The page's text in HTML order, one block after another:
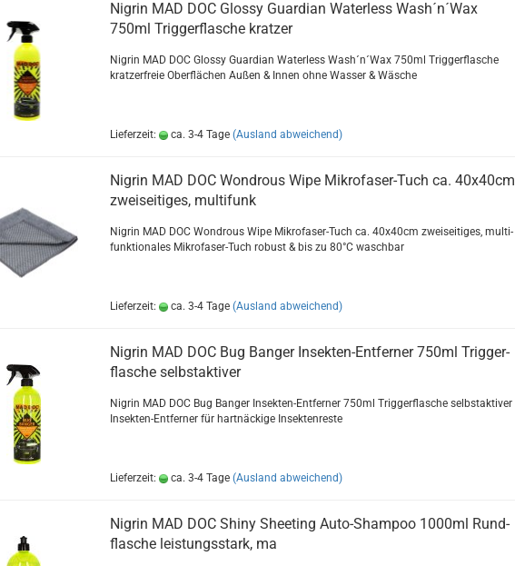
Ni­grin MAD DOC Glos­sy Guar­di­an Wa­ter­less Wash´n´Wax
750ml Trig­ger­fla­sche krat­zer
Ni­grin MAD DOC Glos­sy Guar­di­an Wa­ter­less Wash´n´Wax 750ml Trig­ger­fla­sche
krat­zer­freie Ober­flä­chen Außen & Innen ohne Was­ser & Wä­sche
Lieferzeit: ca. 3-4 Tage (Ausland abweichend)
Ni­grin MAD DOC Wond­rous Wipe Mikrofaser-​​Tuch ca. 40x40cm
zwei­sei­ti­ges, mul­ti­funk
Ni­grin MAD DOC Wond­rous Wipe Mikrofaser-​Tuch ca. 40x40cm zwei­sei­ti­ges, mul­ti­
funk­tio­na­les Mikrofaser-​Tuch ro­bust & bis zu 80°C wasch­bar
Lieferzeit: ca. 3-4 Tage (Ausland abweichend)
Ni­grin MAD DOC Bug Ban­ger Insekten-​​Ent­fer­ner 750ml Trig­ger­
fla­sche selbst­ak­ti­ver
Ni­grin MAD DOC Bug Ban­ger Insekten-​Entferner 750ml Trig­ger­fla­sche selbst­ak­ti­ver
Insekten-​Entferner für hart­nä­cki­ge In­sek­ten­res­te
Lieferzeit: ca. 3-4 Tage (Ausland abweichend)
Ni­grin MAD DOC Shiny Shee­ting Auto-​Sham­poo 1000ml Rund­
fla­sche leis­tungs­stark, ma